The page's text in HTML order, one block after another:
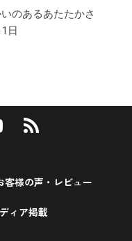
のあるあたたかさ
日
客様の声・レビュー
ィア掲載